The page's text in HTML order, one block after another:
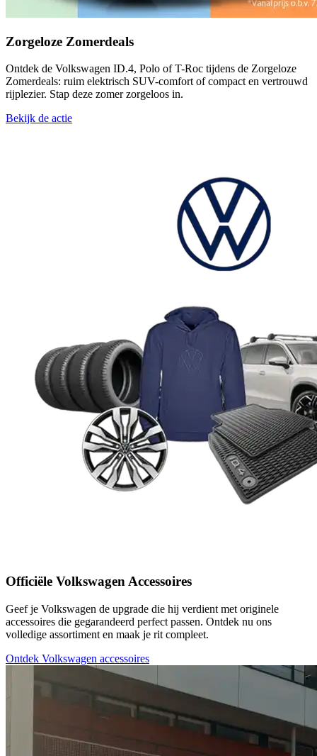
Zorgeloze Zomerdeals
Ontdek de Volkswagen ID.4, Polo of T-Roc tijdens de Zorgeloze
Zomerdeals: ruim elektrisch SUV-comfort of compact en vertrouwd
rijplezier. Stap deze zomer zorgeloos in.
Bekijk de actie
Officiële Volkswagen Accessoires
Geef je Volkswagen de upgrade die hij verdient met originele
accessoires die gegarandeerd perfect passen. Ontdek nu ons
volledige assortiment en maak je rit compleet.
Ontdek Volkswagen accessoires